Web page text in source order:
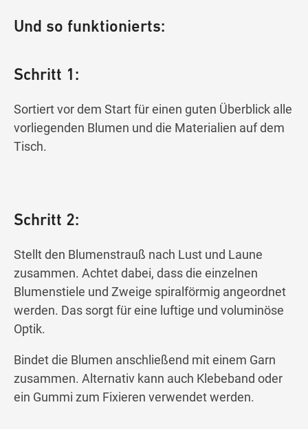
Und so funktionierts:
Schritt 1:
Sortiert vor dem Start für einen guten Überblick alle
vorliegenden Blumen und die Materialien auf dem
Tisch.
Schritt 2:
Stellt den Blumenstrauß nach Lust und Laune
zusammen. Achtet dabei, dass die einzelnen
Blumenstiele und Zweige spiralförmig angeordnet
werden. Das sorgt für eine luftige und voluminöse
Optik.
Bindet die Blumen anschließend mit einem Garn
zusammen. Alternativ kann auch Klebeband oder
ein Gummi zum Fixieren verwendet werden.